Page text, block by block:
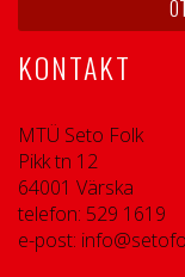
KONTAKT
MTÜ Seto Folk
Pikk tn 12
64001 Värska
telefon: 529 1619
e-post: